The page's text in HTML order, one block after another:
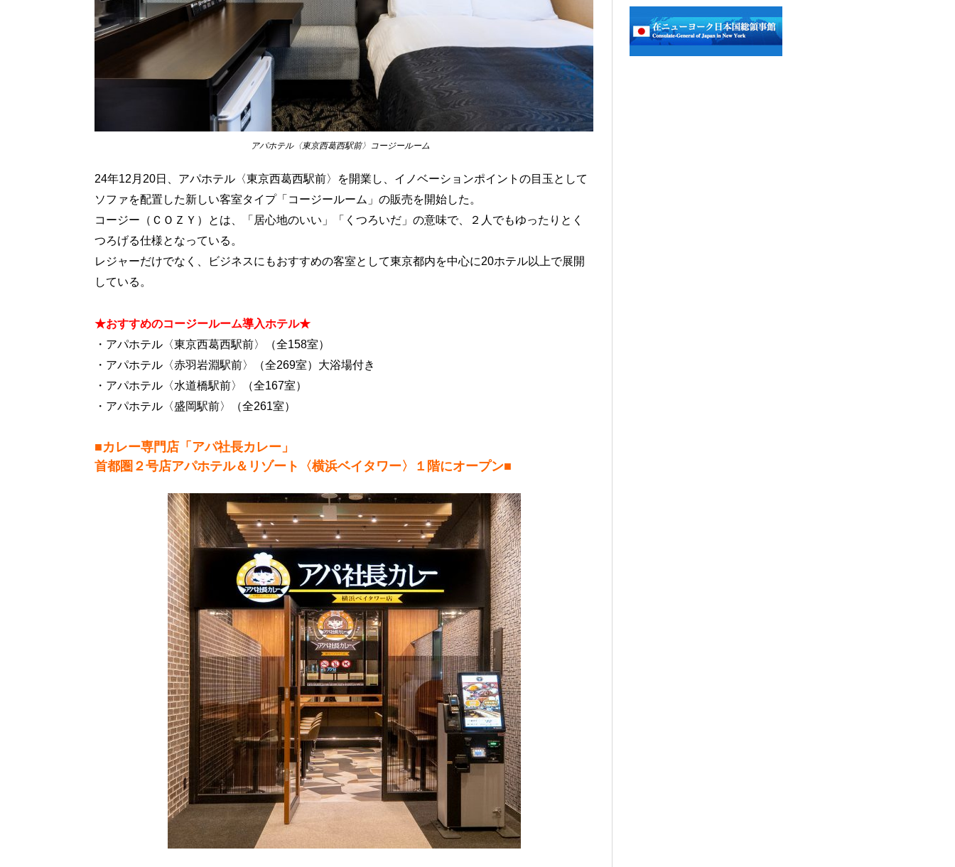
アパホテル〈東京西葛西駅前〉コージールーム
24年12月20日、アパホテル〈東京西葛西駅前〉を開業し、イノベーションポイントの目玉として
ソファを配置した新しい客室タイプ「コージールーム」の販売を開始した。
コージー（ＣＯＺＹ）とは、「居心地のいい」「くつろいだ」の意味で、２人でもゆったりとく
つろげる仕様となっている。
レジャーだけでなく、ビジネスにもおすすめの客室として東京都内を中心に20ホテル以上で展開
している。
★おすすめのコージールーム導入ホテル★
・アパホテル〈東京西葛西駅前〉（全158室）
・アパホテル〈赤羽岩淵駅前〉（全269室）大浴場付き
・アパホテル〈水道橋駅前〉（全167室）
・アパホテル〈盛岡駅前〉（全261室）
■カレー専門店「アパ社長カレー」
首都圏２号店アパホテル＆リゾート〈横浜ベイタワー〉１階にオープン■